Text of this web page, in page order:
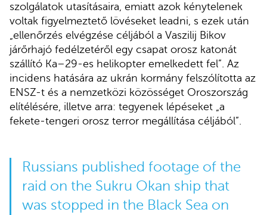
szolgálatok utasításaira, emiatt azok kénytelenek
voltak figyelmeztető lövéseket leadni, s ezek után
„ellenőrzés elvégzése céljából a Vaszilij Bikov
járőrhajó fedélzetéről egy csapat orosz katonát
szállító Ka–29-es helikopter emelkedett fel”. Az
incidens hatására az ukrán kormány felszólította az
ENSZ-t és a nemzetközi közösséget Oroszország
elítélésére, illetve arra: tegyenek lépéseket „a
fekete-tengeri orosz terror megállítása céljából”.
Russians published footage of the
raid on the Sukru Okan ship that
was stopped in the Black Sea on